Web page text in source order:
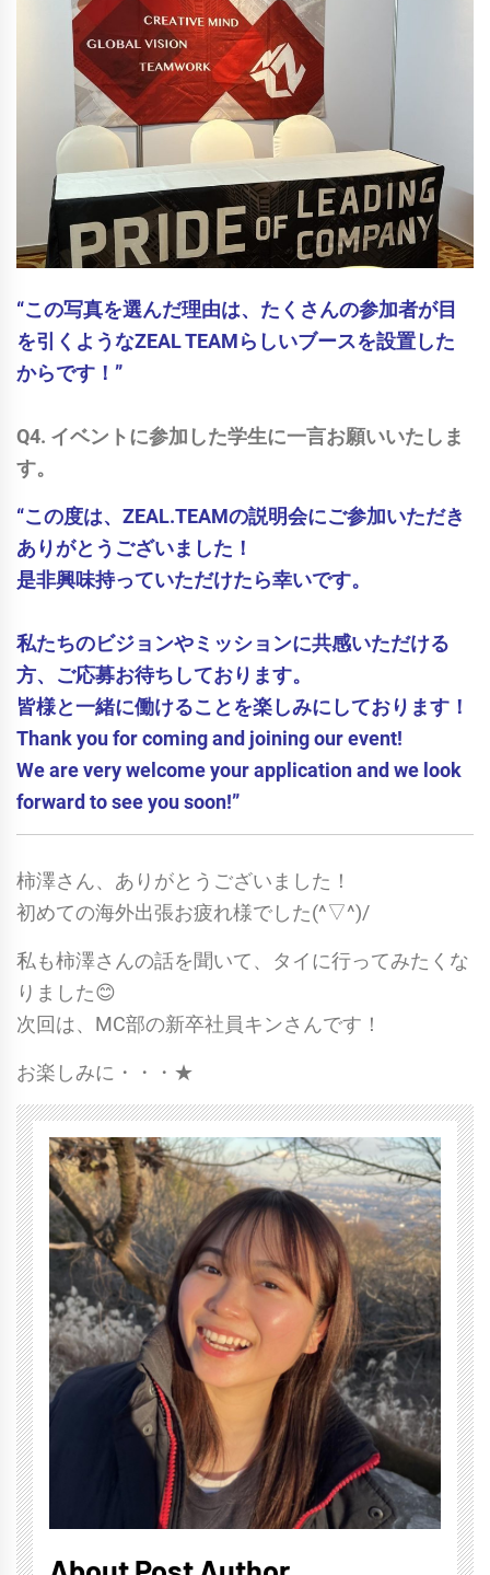
“この写真を選んだ理由は、たくさんの参加者が目
を引くようなZEAL TEAMらしいブースを設置した
からです！”
Q4. イベントに参加した学生に一言お願いいたしま
す。
“この度は、ZEAL.TEAMの説明会にご参加いただき
ありがとうございました！
是非興味持っていただけたら幸いです。
私たちのビジョンやミッションに共感いただける
方、ご応募お待ちしております。
皆様と一緒に働けることを楽しみにしております！
Thank you for coming and joining our event!
We are very welcome your application and we look
forward to see you soon!”
柿澤さん、ありがとうございました！
初めての海外出張お疲れ様でした(^▽^)/
私も柿澤さんの話を聞いて、タイに行ってみたくな
りました😊
次回は、MC部の新卒社員キンさんです！
お楽しみに・・・★